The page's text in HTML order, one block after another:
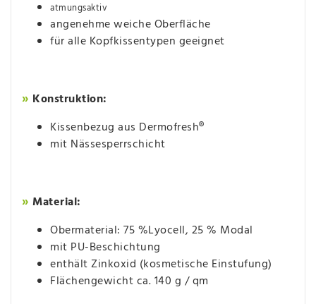
atmungsaktiv
angenehme weiche Oberfläche
für alle Kopfkissentypen geeignet
» Konstruktion:
Kissenbezug aus Dermofresh®
mit Nässesperrschicht
» Material:
Obermaterial: 75 %Lyocell, 25 % Modal
mit PU-Beschichtung
enthält Zinkoxid (kosmetische Einstufung)
Flächengewicht ca. 140 g / qm